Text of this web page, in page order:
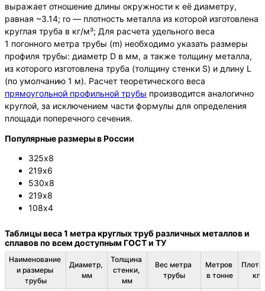
выражает отношение длины окружности к её диаметру,
равная ~3.14; ro — плотность металла из которой изготовлена
круглая труба в кг/м³; Для расчета удельного веса
1 погонного метра трубы (m) необходимо указать размеры
профиля трубы: диаметр D в мм, а также толщину металла,
из которого изготовлена труба (толщину стенки S) и длину L
(по умолчанию 1 м). Расчет теоретического веса
прямоугольной профильной трубы производится аналогично
круглой, за исключением части формулы для определения
площади поперечного сечения.
Популярные размеры в России
325х8
219х6
530х8
219х8
108х4
Таблицы веса 1 метра круглых труб различных металлов и
сплавов по всем доступным ГОСТ и ТУ
Наименование
и размеры
трубы
Диаметр,
мм
Толщина
стенки,
мм
Вес метра
трубы
Метров
в тонне
кг/